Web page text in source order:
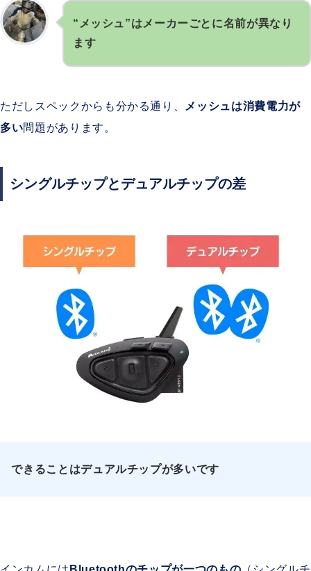
“メッシュ”はメーカーごとに名前が異なり
ます
ただしスペックからも分かる通り、
メッシュは消費電力が
多い問題があります。
シングルチップとデュアルチップの差
できることはデュアルチップが多いです